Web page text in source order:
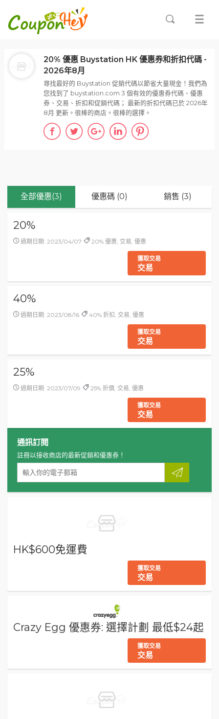
全部優惠(3) 優惠碼 (0) 銷售 (3)
20%
過期日期: 2023/04/07 20% 優惠, 交易, 優惠
獲取交易
交易
40%
過期日期: 2023/08/16 40% 折扣, 交易, 優惠
獲取交易
交易
25%
過期日期: 2023/07/09 25% 折價, 交易, 優惠
獲取交易
交易
通訊訂閱
註冊以接收商店的最新促銷和優惠券！
HK$600免運費
獲取交易
交易
Crazy Egg 優惠券: 選擇計劃 最低$24起
獲取交易
交易
20% 優惠 Buystation HK 優惠券和折扣代碼 -
2026年8月
尋找最好的 Buystation 促銷代碼以節省大量現金！我們為
您找到了 buystation.com 3 個有效的優惠券代碼、優惠
券、交易、折扣和促銷代碼； 最新的折扣代碼已於 2026年
8月 更新。很棒的商店。很棒的選擇。